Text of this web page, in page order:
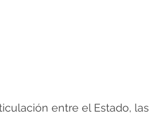
entre el Estado, las